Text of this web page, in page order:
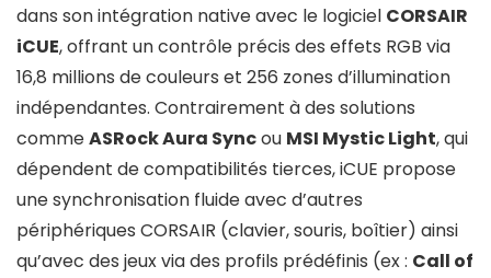
dans son intégration native avec le logiciel CORSAIR
iCUE, offrant un contrôle précis des effets RGB via
16,8 millions de couleurs et 256 zones d’illumination
indépendantes. Contrairement à des solutions
commeASRock Aura Syncou MSI Mystic Light, qui
dépendent de compatibilités tierces, iCUE propose
une synchronisation fluide avec d’autres
périphériques CORSAIR (clavier, souris, boîtier) ainsi
qu’avec des jeux via des profils prédéfinis (ex : Call of